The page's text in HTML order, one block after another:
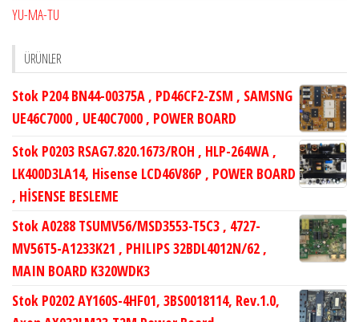
YU-MA-TU
ÜRÜNLER
Stok P204 BN44-00375A , PD46CF2-ZSM , SAMSNG
UE46C7000 , UE40C7000 , POWER BOARD
Stok P0203 RSAG7.820.1673/ROH , HLP-264WA ,
LK400D3LA14, Hisense LCD46V86P , POWER BOARD
, HİSENSE BESLEME
Stok A0288 TSUMV56/MSD3553-T5C3 , 4727-
MV56T5-A1233K21 , PHILIPS 32BDL4012N/62 ,
MAIN BOARD K320WDK3
Stok P0202 AY160S-4HF01, 3BS0018114, Rev.1.0,